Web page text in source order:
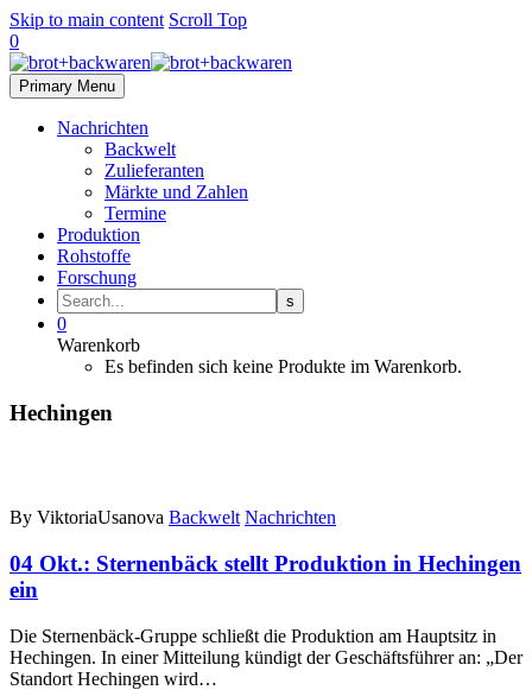
Skip to main content Scroll Top
0
Primary Menu
Nachrichten
Backwelt
Zulieferanten
Märkte und Zahlen
Termine
Produktion
Rohstoffe
Forschung
0
Warenkorb
Es befinden sich keine Produkte im Warenkorb.
Hechingen
By ViktoriaUsanova Backwelt Nachrichten
04 Okt.: Sternenbäck stellt Produktion in Hechingen
ein
Die Sternenbäck-Gruppe schließt die Produktion am Hauptsitz in
Hechingen. In einer Mitteilung kündigt der Geschäftsführer an: „Der
Standort Hechingen wird…